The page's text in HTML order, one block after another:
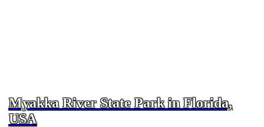
Myakka River State Park in Florida,
USA